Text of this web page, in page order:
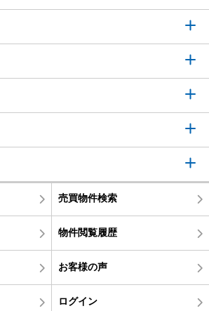
売買物件検索
物件閲覧履歴
お客様の声
ログイン